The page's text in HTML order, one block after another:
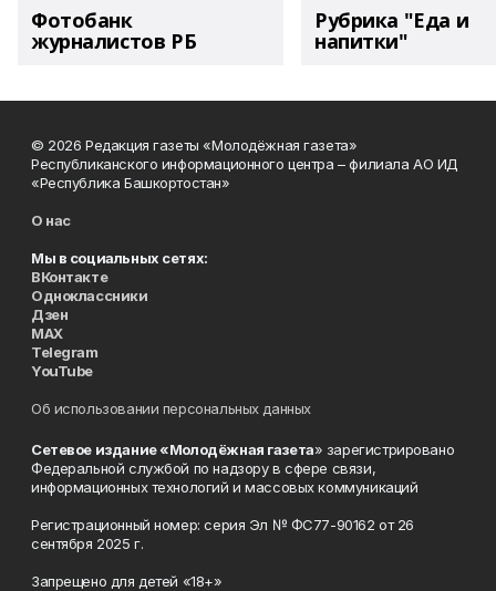
Фотобанк
журналистов РБ
Рубрика "Еда и
напитки"
© 2026 Редакция газеты «Молодёжная газета»
Республиканского информационного центра – филиала АО ИД
«Республика Башкортостан»
О нас
Мы в социальных сетях:
ВКонтакте
Одноклассники
Дзен
MAX
Telegram
YouTube
Об использовании персональных данных
Сетевое издание «Молодёжная газета» зарегистрировано
Федеральной службой по надзору в сфере связи,
информационных технологий и массовых коммуникаций
Регистрационный номер: серия Эл № ФС77-90162 от 26
сентября 2025 г.
Запрещено для детей «18+»